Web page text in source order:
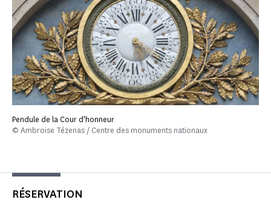
Pendule de la Cour d'honneur
© Ambroise Tézenas / Centre des monuments nationaux
RÉSERVATION